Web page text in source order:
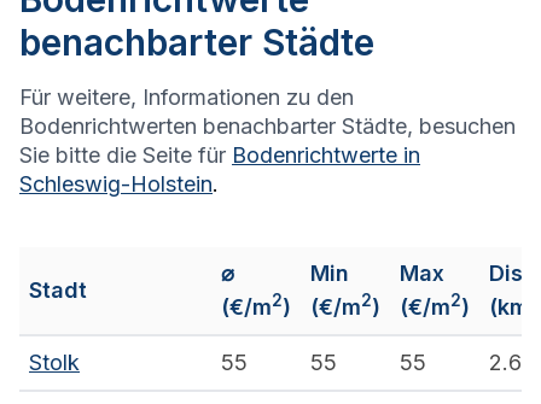
benachbarter Städte
Für weitere, Informationen zu den
Bodenrichtwerten benachbarter Städte, besuchen
Sie bitte die Seite für Bodenrichtwerte in
Schleswig-Holstein.
Stadt
⌀
(€/m2)
Min
(€/m2)
Max
(€/m2)
(km)
Stolk 55 55 55 2.6